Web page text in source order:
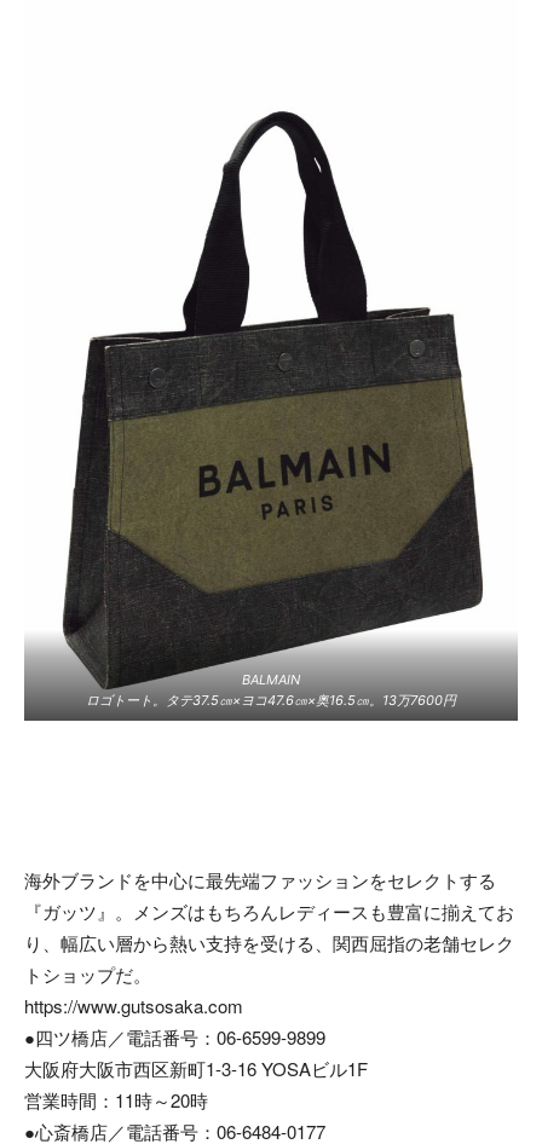
BALMAIN
ロゴトート。タテ37.5㎝×ヨコ47.6㎝×奥16.5㎝。13万7600円
海外ブランドを中心に最先端ファッションをセレクトする
『ガッツ』。メンズはもちろんレディースも豊富に揃えてお
り、幅広い層から熱い支持を受ける、関西屈指の老舗セレク
トショップだ。
https://www.gutsosaka.com
●四ツ橋店／電話番号：06-6599-9899
大阪府大阪市西区新町1-3-16 YOSAビル1F
営業時間：11時～20時
●心斎橋店／電話番号：06-6484-0177